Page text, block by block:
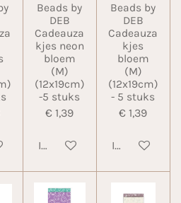
Beads by
DEB
Cadeauza
kjes neon
bloem
(M)
(12x19cm)
-5 stuks
€ 1,39
In winkelwagen
Beads by
DEB
Cadeauza
kjes
bloem
(M)
(12x19cm)
- 5 stuks
€ 1,39
In